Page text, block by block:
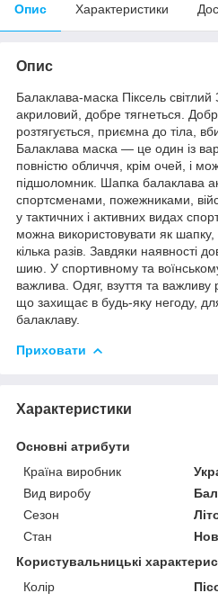
Опис Характеристики
Опис
Балаклава-маска Піксель
акриловий, добре тягнеться.
розтягується, приємна до тіла,
Балаклава маска — це один із
повністю обличчя, крім очей, і
підшоломник. Шапка балаклава
спортсменами, пожежниками,
у тактичних і активних видах
можна використовувати як
кілька разів. Завдяки наявності
шию. У спортивному та
важлива. Одяг, взуття та важливу
що захищає в будь-яку негоду,
балаклаву.
Приховати
Характеристики
Основні атрибути
Країна виробник
Вид виробу
Сезон
Стан
Користувальницькі
Колір